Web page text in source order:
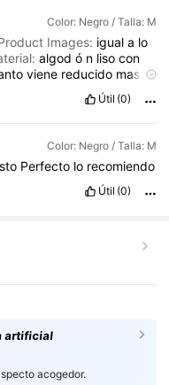
Color: Negro / Talla: M
Images: iguala lo
algodó n lisocon
viene reducido mas la
buena
Útil (0)
Color: Negro / Talla: M
Perfecto lo recomiendo
Útil (0)
artificial
acogedor.